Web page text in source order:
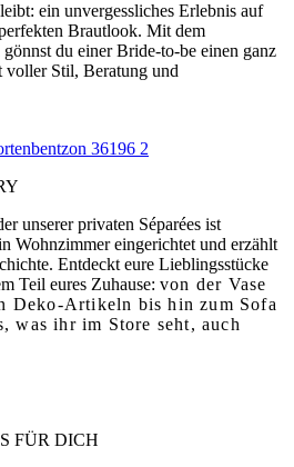
ein unvergessliches Erlebnis auf
Brautlook. Mit dem
du einer Bride-to-be einen ganz
voller Stil, Beratung und
unserer privaten Séparées ist
Wohnzimmer eingerichtet und erzählt
Entdeckt eure Lieblingsstücke
Teil eures Zuhause: von der Vase
Deko-Artikeln bis hin zum Sofa
was ihr im Store seht, auch
FÜR DICH